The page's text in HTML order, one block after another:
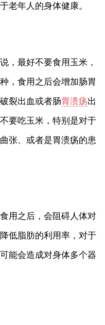
老年人的身体健康。
，最好不要食用玉米，
，食用之后会增加肠胃
裂出血或者肠胃溃疡出
要吃玉米，特别是对于
张、或者是胃溃疡的患
用之后，会阻碍人体对
低脂肪的利用率，对于
能会造成对身体多个器